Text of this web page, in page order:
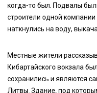
когда-то был. Подвалы
строители одной
наткнулись на воду,
Местные жители
Кибартайского вокзала
сохранились и являются
Литвы. Здание, под